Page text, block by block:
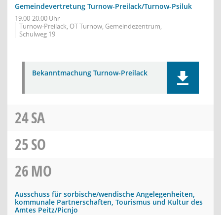
Gemeindevertretung Turnow-Preilack/Turnow-Psiluk
19:00-20:00 Uhr
Turnow-Preilack, OT Turnow, Gemeindezentrum,
Schulweg 19
Bekanntmachung Turnow-Preilack
24SA
25SO
26MO
Ausschuss für sorbische/wendische Angelegenheiten,
kommunale Partnerschaften, Tourismus und Kultur des
Amtes Peitz/Picnjo